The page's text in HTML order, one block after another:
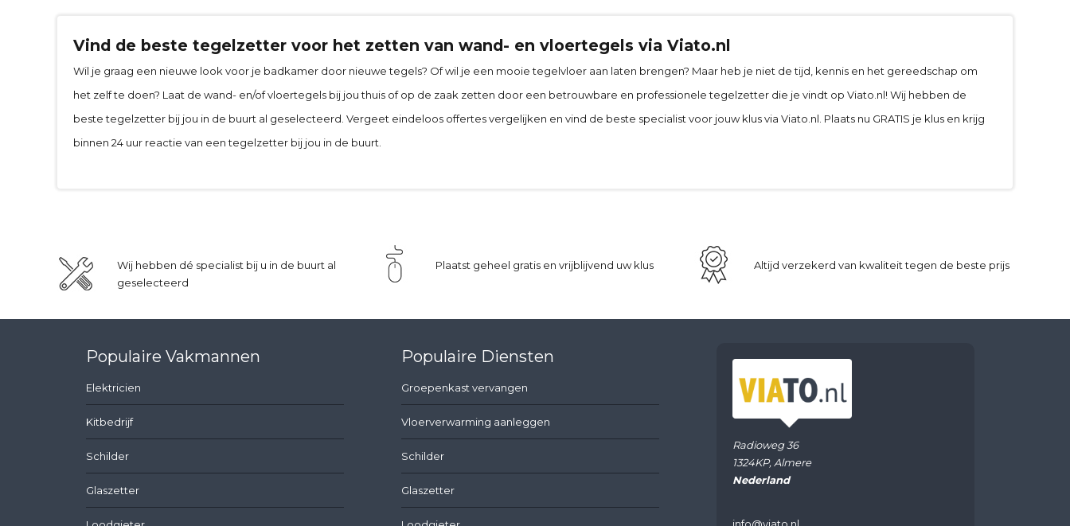
Vind de beste tegelzetter voor het zetten van wand- en vloertegels via Viato.nl
Wil je graag een nieuwe look voor je badkamer door nieuwe tegels? Of wil je een mooie tegelvloer aan laten brengen? Maar heb je niet de tijd, kennis en het gereedschap om
het zelf te doen? Laat de wand- en/of vloertegels bij jou thuis of op de zaak zetten door een betrouwbare en professionele tegelzetter die je vindt op Viato.nl! Wij hebben de
beste tegelzetter bij jou in de buurt al geselecteerd. Vergeet eindeloos offertes vergelijken en vind de beste specialist voor jouw klus via Viato.nl. Plaats nu GRATIS je klus en krijg
binnen 24 uur reactie van een tegelzetter bij jou in de buurt.
Wij hebben dé specialist bij u in de buurt al
geselecteerd
Plaatst geheel gratis en vrijblijvend uw klus Altijd verzekerd van kwaliteit tegen de beste prijs
Populaire Vakmannen
Elektricien
Kitbedrijf
Schilder
Glaszetter
Populaire Diensten
Groepenkast vervangen
Vloerverwarming aanleggen
Schilder
Glaszetter
Radioweg 36
1324KP, Almere
Nederland